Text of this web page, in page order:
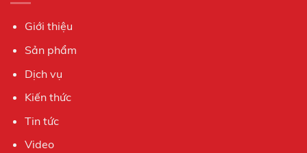
Giới thiệu
Sản phẩm
Dịch vụ
Kiến thức
Tin tức
Video